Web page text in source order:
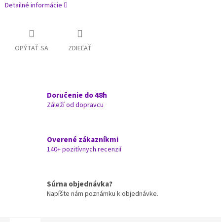
Detailné informácie
OPÝTAŤ SA ZDIEĽAŤ
Doručenie do 48h
Záleží od dopravcu
Overené zákazníkmi
140+ pozitívnych recenzií
Súrna objednávka?
Napíšte nám poznámku k objednávke.